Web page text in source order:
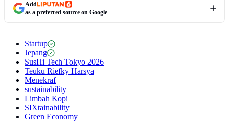
Add
as a preferred source on Google
Startup
Jepang
SusHi Tech Tokyo 2026
Teuku Riefky Harsya
Menekraf
sustainability
Limbah Kopi
SIXtainability
Green Economy